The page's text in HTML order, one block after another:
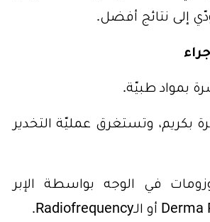
إلى نتائج أفضل.
بمواد طبيّة.
بكريم، وتستغرق عمليّة التخدير
في الوجه بواسطة الإبر